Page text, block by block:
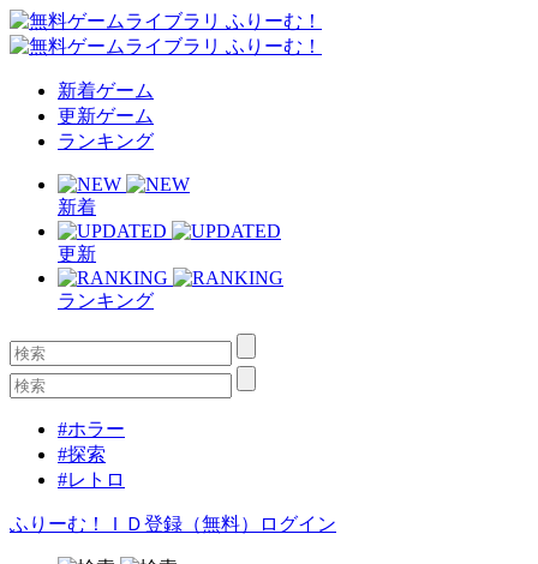
新着ゲーム
更新ゲーム
ランキング
新着
更新
ランキング
#ホラー
#探索
#レトロ
ふりーむ！ＩＤ登録（無料） ログイン